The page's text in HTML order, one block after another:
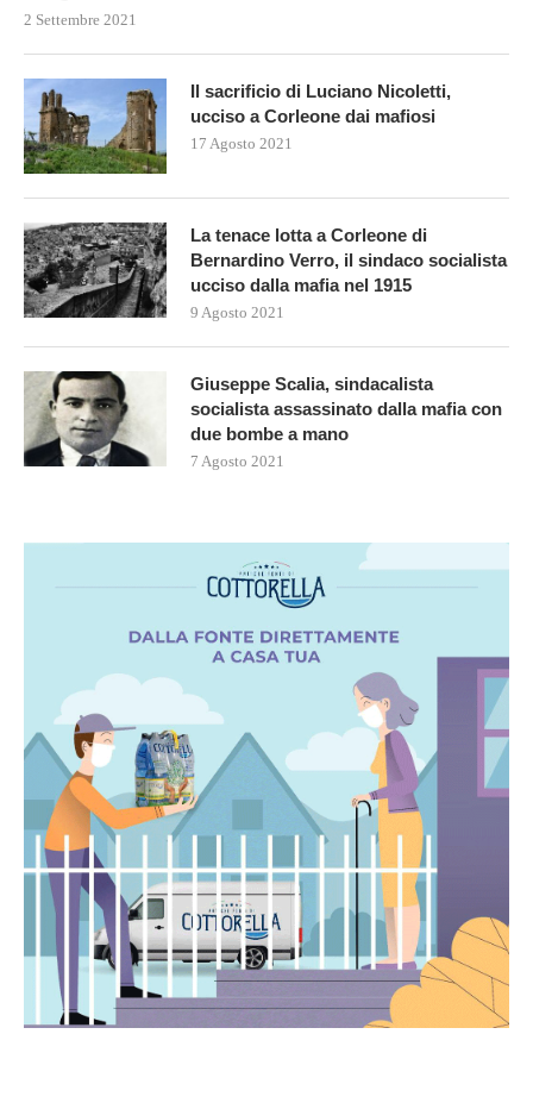
2 Settembre 2021
Il sacrificio di Luciano Nicoletti,
ucciso a Corleone dai mafiosi
17 Agosto 2021
La tenace lotta a Corleone di
Bernardino Verro, il sindaco socialista
ucciso dalla mafia nel 1915
9 Agosto 2021
Giuseppe Scalia, sindacalista
socialista assassinato dalla mafia con
due bombe a mano
7 Agosto 2021